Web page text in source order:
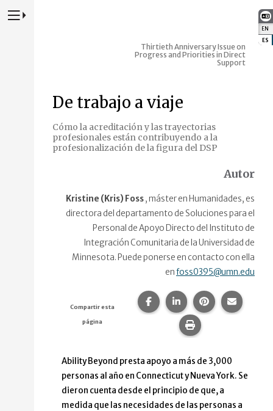
EN
ES
Presione para alternar la navegación principal del sitio web
Thirtieth Anniversary Issue on
Progress and Priorities in Direct
Support
De trabajo a viaje
Cómo la acreditación y las trayectorias
profesionales están contribuyendo a la
profesionalización de la figura del DSP
Autor
Kristine (Kris) Foss, máster en Humanidades, es
directora del departamento de Soluciones para el
Personal de Apoyo Directo del Instituto de
Integración Comunitaria de la Universidad de
Minnesota. Puede ponerse en contacto con ella
enfoss0395@umn.edu
Compartir esta
página
Compartir esta página en
Compartir esta
Compartir
Imprime esta
Ability Beyond presta apoyo a más de 3,000
personas al año en Connecticut y Nueva York. Se
dieron cuenta desde el principio de que, a
medida que las necesidades de las personas a